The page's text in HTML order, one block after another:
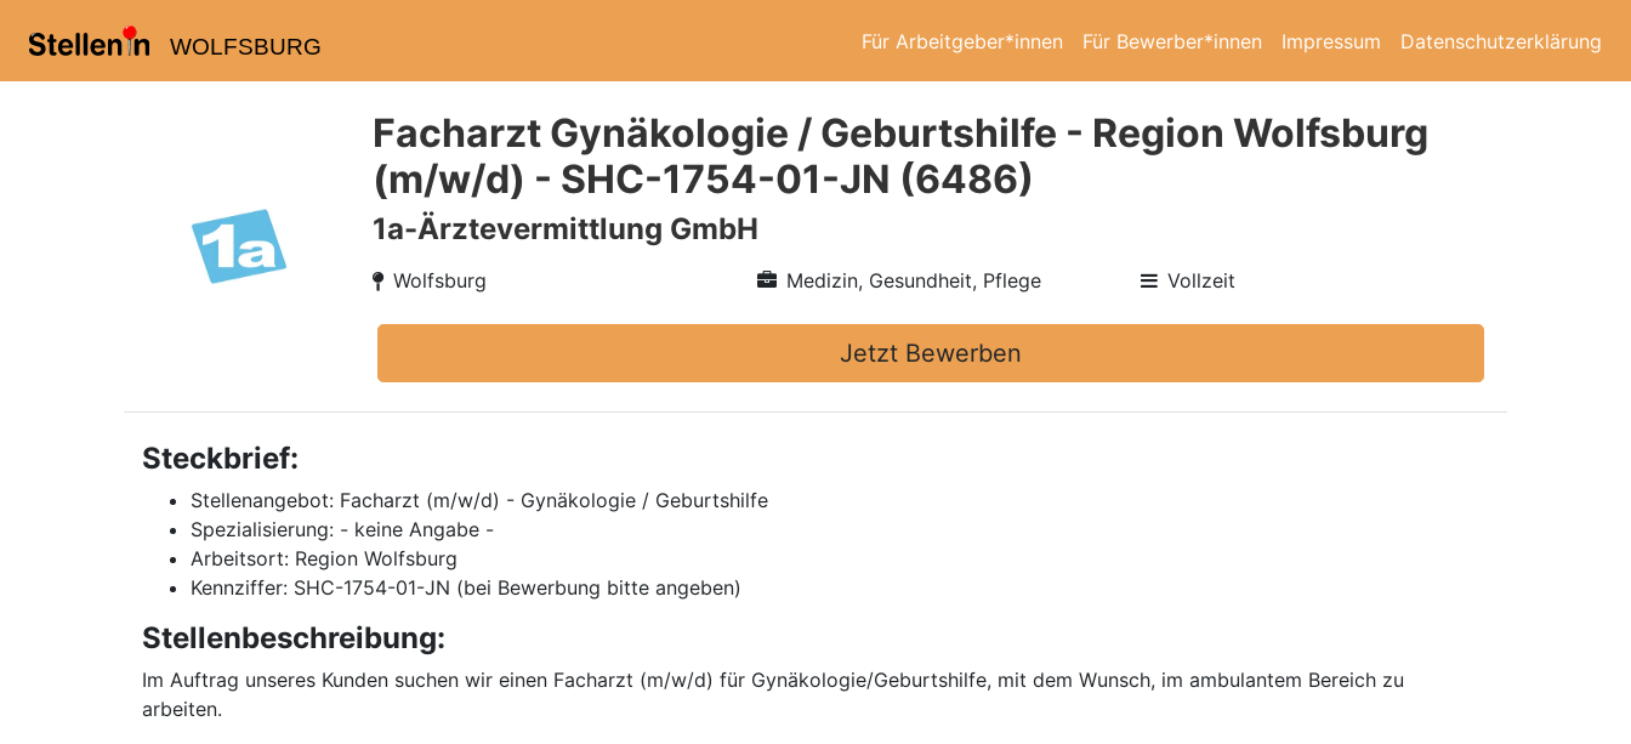
WOLFSBURG Für Arbeitgeber*innen Für Bewerber*innen Impressum Datenschutzerklärung
Facharzt Gynäkologie / Geburtshilfe - Region Wolfsburg
(m/w/d) - SHC-1754-01-JN (6486)
1a-Ärztevermittlung GmbH
Wolfsburg Medizin, Gesundheit, Pflege Vollzeit
Jetzt Bewerben
Steckbrief:
Stellenangebot: Facharzt (m/w/d) - Gynäkologie / Geburtshilfe
Spezialisierung: - keine Angabe -
Arbeitsort: Region Wolfsburg
Kennziffer: SHC-1754-01-JN (bei Bewerbung bitte angeben)
Stellenbeschreibung:
Im Auftrag unseres Kunden suchen wir einen Facharzt (m/w/d) für Gynäkologie/Geburtshilfe, mit dem Wunsch, im ambulantem Bereich zu
arbeiten.